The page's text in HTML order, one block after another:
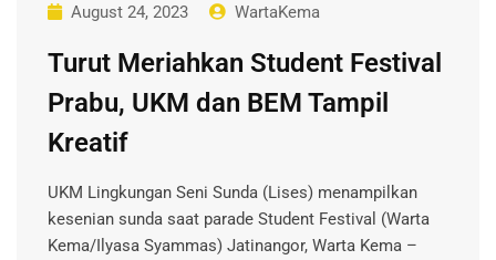
August 24, 2023 WartaKema
Turut Meriahkan Student Festival
Prabu, UKM dan BEM Tampil
Kreatif
UKM Lingkungan Seni Sunda (Lises) menampilkan
kesenian sunda saat parade Student Festival (Warta
Kema/Ilyasa Syammas) Jatinangor, Warta Kema –